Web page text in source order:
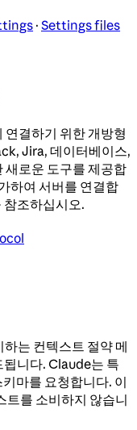
· Settings files
연결하기 위한 개방형
Jira, 데이터베이스,
새로운 도구를 제공합
하여 서버를 연결합
참조하십시오.
는 컨텍스트 절약 메
됩니다. Claude는 특
마를 요청합니다. 이
트를 소비하지 않습니